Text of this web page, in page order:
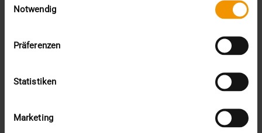
Notwendig
Präferenzen
Statistiken
Marketing
Dr. Jörg Riesmeier est un expert en normalisation de la première
de la formation, du conseil et du développement de logiciels, sur la